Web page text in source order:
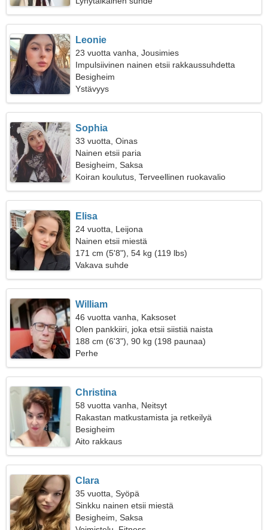
Leonie
23 vuotta vanha, Jousimies
Impulsiivinen nainen etsii rakkaussuhdetta
Besigheim
Ystävyys
Sophia
33 vuotta, Oinas
Nainen etsii paria
Besigheim, Saksa
Koiran koulutus, Terveellinen ruokavalio
Elisa
24 vuotta, Leijona
Nainen etsii miestä
171 cm (5'8"), 54 kg (119 lbs)
Vakava suhde
William
46 vuotta vanha, Kaksoset
Olen pankkiiri, joka etsii siistiä naista
188 cm (6'3"), 90 kg (198 paunaa)
Perhe
Christina
58 vuotta vanha, Neitsyt
Rakastan matkustamista ja retkeilyä
Besigheim
Aito rakkaus
Clara
35 vuotta, Syöpä
Sinkku nainen etsii miestä
Besigheim, Saksa